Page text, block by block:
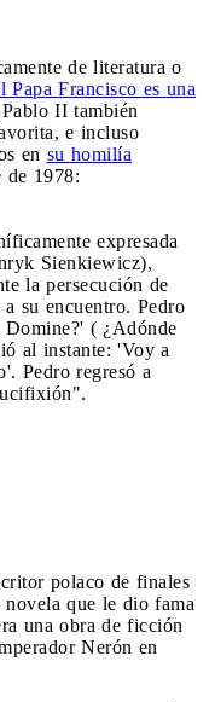
de literatura o
Papa Francisco es una
II también
e incluso
en su homilía
de 1978:
expresada
Sienkiewicz),
la persecución de
su encuentro. Pedro
( ¿Adónde
al instante: 'Voy a
Pedro regresó a
polaco de finales
que le dio fama
una obra de ficción
Nerón en